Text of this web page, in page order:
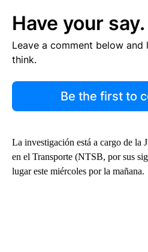
Have your say.
Leave a comment below
think.
Be the first to
La investigación está a cargo de la
en el Transporte (NTSB, por sus
lugar este miércoles por la mañana.